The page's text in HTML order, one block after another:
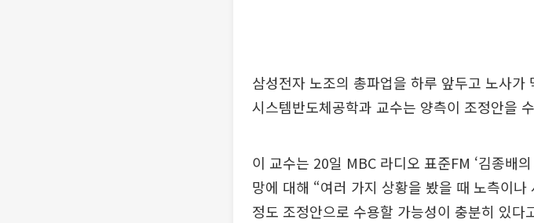
삼성전자 노조의 총파업을 하루 앞두고 노사
시스템반도체공학과 교수는 양측이 조정안을
이 교수는 20일 MBC 라디오 표준FM ‘김종배
망에 대해 “여러 가지 상황을 봤을 때 노측이
정도 조정안으로 수용할 가능성이 충분히 있다